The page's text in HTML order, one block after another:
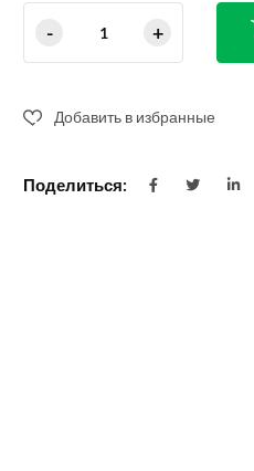
Добавить в избранные
Поделиться: